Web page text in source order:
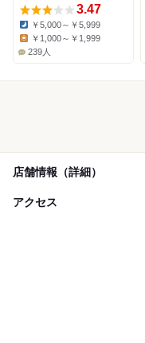
3.47
Dinner:
￥5,000～￥5,999
￥1,000～￥1,999
239人
店舗情報（詳細）
アクセス